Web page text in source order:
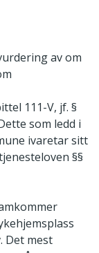
av om
111-V, jf. §
som ledd i
ivaretar sitt
§§
Det mest